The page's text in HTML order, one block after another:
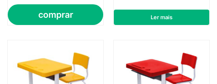
comprar Ler mais